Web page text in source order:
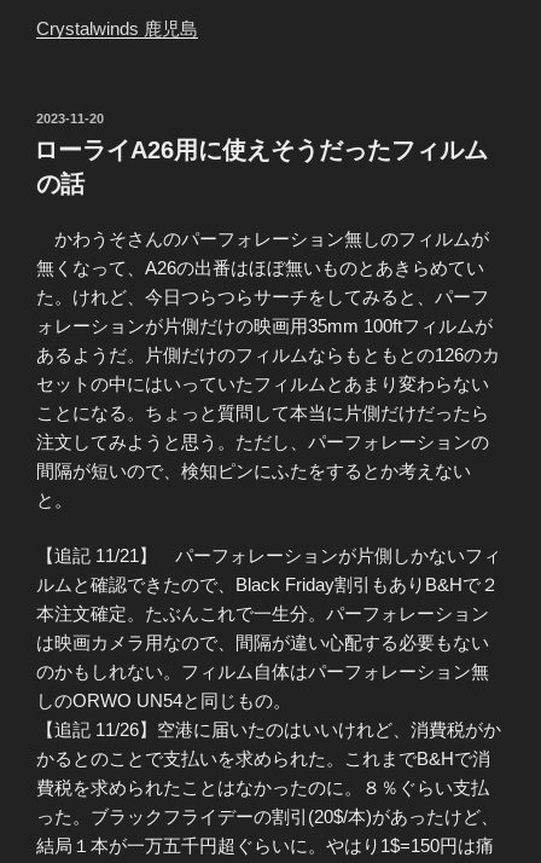
Crystalwinds 鹿児島
投
稿
日:
2023-11-20
ローライA26用に使えそうだったフィルム
の話
かわうそさんのパーフォレーション無しのフィルムが
無くなって、A26の出番はほぼ無いものとあきらめてい
た。けれど、今日つらつらサーチをしてみると、パーフ
ォレーションが片側だけの映画用35mm 100ftフィルムが
あるようだ。片側だけのフィルムならもともとの126のカ
セットの中にはいっていたフィルムとあまり変わらない
ことになる。ちょっと質問して本当に片側だけだったら
注文してみようと思う。ただし、パーフォレーションの
間隔が短いので、検知ピンにふたをするとか考えない
と。
【追記 11/21】 パーフォレーションが片側しかないフィ
ルムと確認できたので、Black Friday割引もありB&Hで２
本注文確定。たぶんこれで一生分。パーフォレーション
は映画カメラ用なので、間隔が違い心配する必要もない
のかもしれない。フィルム自体はパーフォレーション無
しのORWO UN54と同じもの。
【追記 11/26】空港に届いたのはいいけれど、消費税がか
かるとのことで支払いを求められた。これまでB&Hで消
費税を求められたことはなかったのに。８％ぐらい支払
った。ブラックフライデーの割引(20$/本)があったけど、
結局１本が一万五千円超ぐらいに。やはり1$=150円は痛